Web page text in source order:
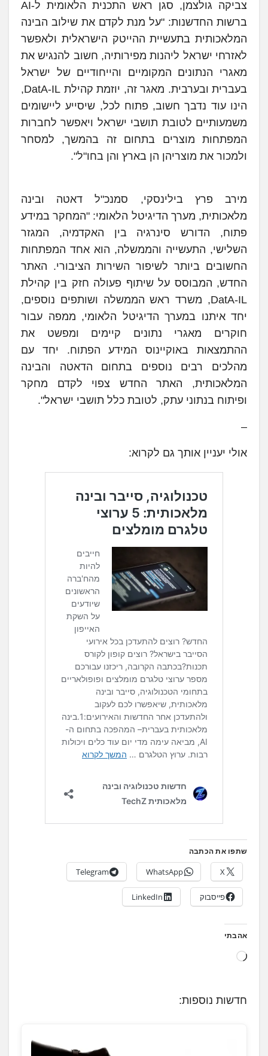
צביקה גולצמן, סגן ראש התכנית הלאומית ל-AI
ברשות החדשנות: "על מנת לקדם את שילוב הבינה
המלאכותית בתעשיית ההייטק הישראלית ולאפשר
לאזרחי ישראל ליהנות מפירותיה, חשוב להנגיש את
מאגרי הנתונים המקומיים והייחודיים של ישראל
בעברית ובערבית. מאגר זה, יוזמת קהילת DatA-IL,
הינו עוד נדבך חשוב, פתוח לכל, שיסייע ליישומים
משמעותיים לטובת תושבי ישראל ויאפשר לחברות
המפתחות מוצרים בתחום זה בהמשך, למסחר
ולמכור את מוצריהן הן בארץ והן בחו"ל".
מירב פרץ בילינסקי, סמנכ"ל דאטה ובינה
מלאכותית, מערך הדיגיטל הלאומי: "המחקר במידע
פתוח, הדורש סינרגיה בין האקדמיה, המגזר
השלישי, התעשייה והממשלה, הוא אחד המפתחות
החשובים ביותר לשיפור השירות הציבורי. האתר
החדש, המבוסס על שיתוף פעולה חזק בין קהילת
DatA-IL, משרד ראש הממשלה ושותפים נוספים,
יחד איתנו במערך הדיגיטל הלאומי, ממפה עבור
חוקרים מאגרי נתונים קיימים ומפשט את
ההתמצאות באוקיינוס המידע הפתוח. יחד עם
מהלכים רבים נוספים בתחום הדאטה והבינה
המלאכותית, האתר החדש צפוי לקדם מחקר
ופיתוח בנתוני עתק, לטובת כלל תושבי ישראל".
–
אולי יעניין אותך גם לקרוא:
שתפו את הכתבה
X
WhatsApp
Telegram
פייסבוק LinkedIn
אהבתי
ט
חדשות נוספות: